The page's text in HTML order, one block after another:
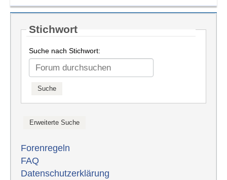
Stichwort
Suche nach Stichwort:
Forenregeln
FAQ
Datenschutzerklärung